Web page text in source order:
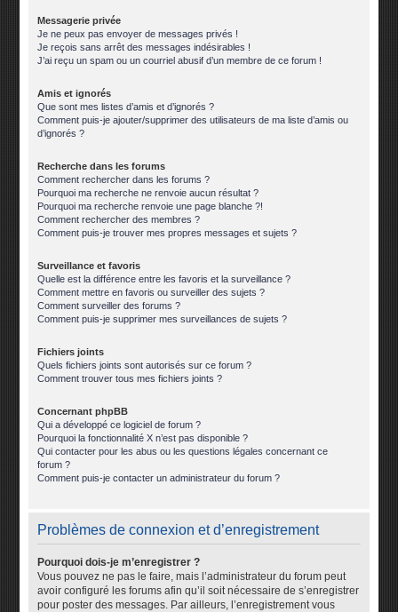
Messagerie privée
Je ne peux pas envoyer de messages privés !
Je reçois sans arrêt des messages indésirables !
J’ai reçu un spam ou un courriel abusif d’un membre de ce forum !
Amis et ignorés
Que sont mes listes d’amis et d’ignorés ?
Comment puis-je ajouter/supprimer des utilisateurs de ma liste d’amis ou
d’ignorés ?
Recherche dans les forums
Comment rechercher dans les forums ?
Pourquoi ma recherche ne renvoie aucun résultat ?
Pourquoi ma recherche renvoie une page blanche ?!
Comment rechercher des membres ?
Comment puis-je trouver mes propres messages et sujets ?
Surveillance et favoris
Quelle est la différence entre les favoris et la surveillance ?
Comment mettre en favoris ou surveiller des sujets ?
Comment surveiller des forums ?
Comment puis-je supprimer mes surveillances de sujets ?
Fichiers joints
Quels fichiers joints sont autorisés sur ce forum ?
Comment trouver tous mes fichiers joints ?
Concernant phpBB
Qui a développé ce logiciel de forum ?
Pourquoi la fonctionnalité X n’est pas disponible ?
Qui contacter pour les abus ou les questions légales concernant ce
forum ?
Comment puis-je contacter un administrateur du forum ?
Problèmes de connexion et d’enregistrement
Pourquoi dois-je m’enregistrer ?
Vous pouvez ne pas le faire, mais l’administrateur du forum peut
avoir configuré les forums afin qu’il soit nécessaire de s’enregistrer
pour poster des messages. Par ailleurs, l’enregistrement vous